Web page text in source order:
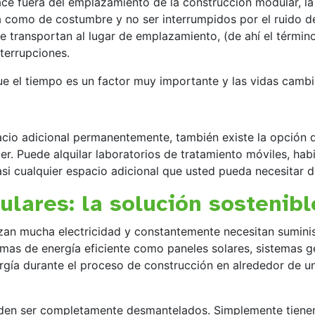
de costumbre y no ser interrumpidos por el ruido
al lugar de emplazamiento, (de ahí el
el tiempo es un factor muy importante y las vidas
adicional permanentemente, también existe la opción
Puede alquilar laboratorios de tratamiento móviles,
cualquier espacio adicional que usted pueda necesitar
la solución
mucha electricidad y constantemente necesitan
de energía eficiente como paneles solares, sistemas
durante el proceso de construcción en alrededor de
ser completamente desmantelados. Simplemente